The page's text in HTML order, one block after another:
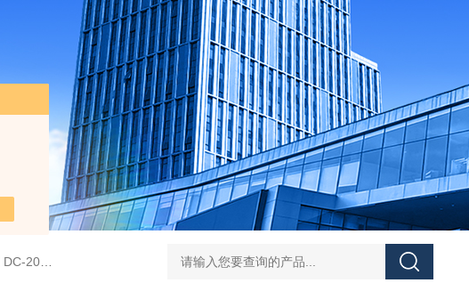
DC-20L低温恒温水浴 HY-100L大容量恒温油浴锅 YHJ-20恒温搅拌油浴锅 YHJ-4D